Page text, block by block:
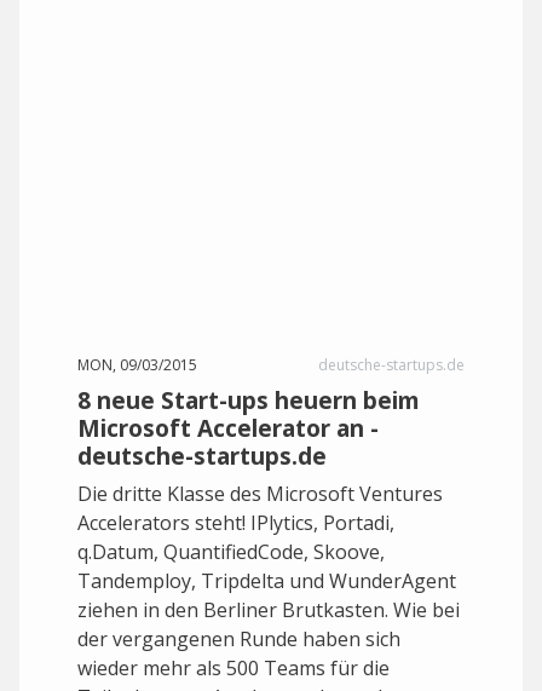
MON, 09/03/2015 deutsche-startups.de
8 neue Start-ups heuern beim
Microsoft Accelerator an -
deutsche-startups.de
Die dritte Klasse des Microsoft Ventures
Accelerators steht! IPlytics, Portadi,
q.Datum, QuantifiedCode, Skoove,
Tandemploy, Tripdelta und WunderAgent
ziehen in den Berliner Brutkasten. Wie bei
der vergangenen Runde haben sich
wieder mehr als 500 Teams für die